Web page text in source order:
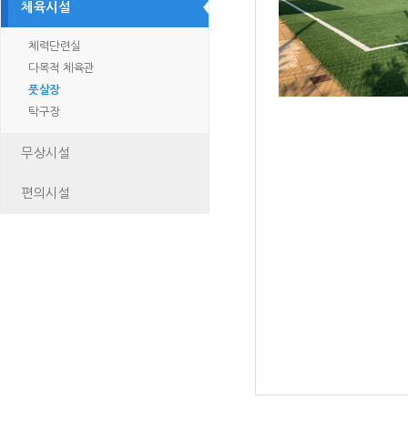
체육시설
체력단련실
다목적 체육관
풋살장
탁구장
무상시설
편의시설